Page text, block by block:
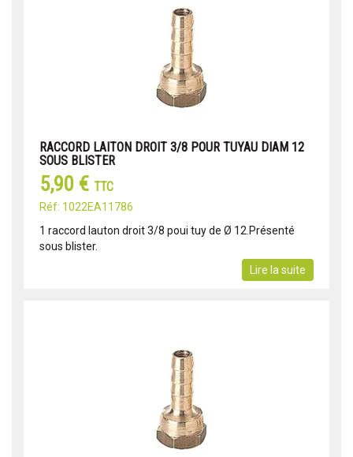
RACCORD LAITON DROIT 3/8 POUR TUYAU DIAM 12
SOUS BLISTER
5,90 € TTC
Réf: 1022EA11786
1 raccord lauton droit 3/8 poui tuy de Ø 12.Présenté
sous blister.
Lire la suite